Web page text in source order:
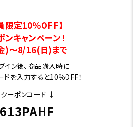
限定10％OFF】
ンキャンペーン！
)～8/16(日)まで
イン後、商品購入時に
ドを入力すると10％OFF！
ーポンコード ↓